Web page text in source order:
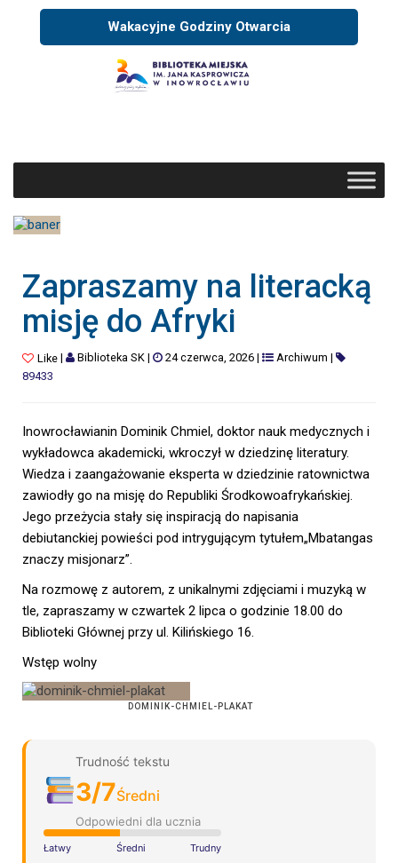
Wakacyjne Godziny Otwarcia
Zapraszamy na literacką
misję do Afryki
Like| Biblioteka SK| 24 czerwca, 2026| Archiwum |
89433
Inowrocławianin Dominik Chmiel, doktor nauk medycznych i
wykładowca akademicki, wkroczył w dziedzinę literatury.
Wiedza i zaangażowanie eksperta w dziedzinie ratownictwa
zawiodły go na misję do Republiki Środkowoafrykańskiej.
Jego przeżycia stały się inspiracją do napisania
debiutanckiej powieści pod intrygującym tytułem„Mbatangas
znaczy misjonarz”.
Na rozmowę z autorem, z unikalnymi zdjęciami i muzyką w
tle, zapraszamy w czwartek 2 lipca o godzinie 18.00 do
Biblioteki Głównej przy ul. Kilińskiego 16.
Wstęp wolny
DOMINIK-CHMIEL-PLAKAT
Trudność tekstu
3/7Średni
Odpowiedni dla ucznia
Łatwy Średni
Trudny